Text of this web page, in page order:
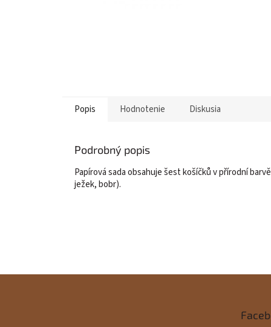
Popis Hodnotenie Diskusia
Podrobný popis
Papírová sada obsahuje šest košíčků v přírodní
ježek, bobr).